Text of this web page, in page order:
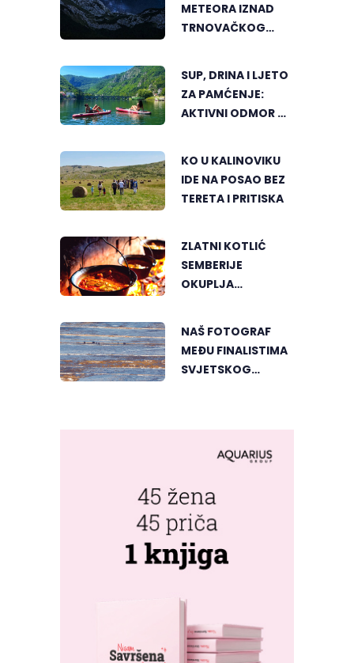
METEORA IZNAD
TRNOVAČKOG
SUP, DRINA I LJETO
ZA PAMĆENJE:
AKTIVNI ODMOR U
KO U KALINOVIKU
IDE NA POSAO BEZ
TERETA I PRITISKA
ZLATNI KOTLIĆ
SEMBERIJE
OKUPLJA
RIBLJEG PAPRIKAŠA
NAŠ FOTOGRAF
MEĐU FINALISTIMA
SVJETSKOG
FESTIVALA U
MONGOLIJI